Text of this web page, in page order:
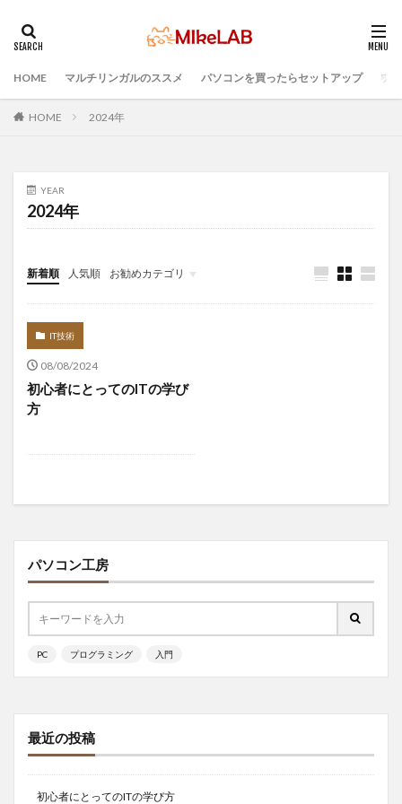
HOME マルチリンガルのススメ パソコンを買ったらセットアップ プ
HOME 2024年
YEAR
2024年
新着順 人気順 お勧めカテゴリ
Infomation
IT技術
08/08/2024
初心者にとってのITの学び
方
パソコン工房
PC プログラミング 入門
最近の投稿
初心者にとってのITの学び方
タグ
PC選択 ウィルス対策
どれがいい
マルチリンガル